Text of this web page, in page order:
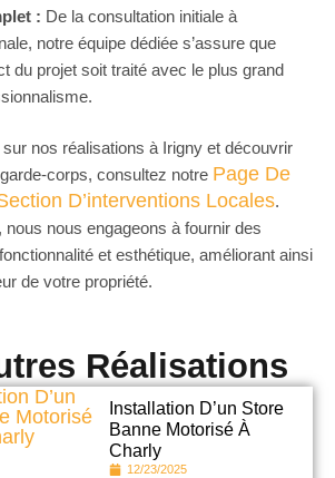
: De la consultation initiale à
notre équipe dédiée s’assure que
du projet soit traité avec le plus grand
nos réalisations à Irigny et découvrir
corps, consultez notre Page De
D’interventions Locales.
nous engageons à fournir des
et esthétique, améliorant ainsi
de votre propriété.
Réalisations
Installation D’un Store
Banne Motorisé À
Charly
12/23/2025